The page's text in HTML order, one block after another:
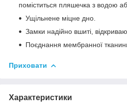
поміститься пляшечка з водою
Ущільнене міцне дно.
Замки надійно вшиті,
Поєднання мембранної
Приховати
Характеристики